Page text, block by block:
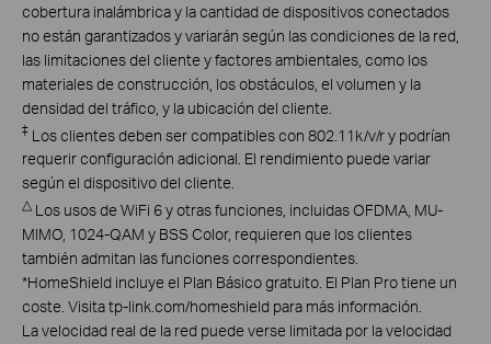
cobertura inalámbrica y la cantidad de dispositivos conectados
no están garantizados y variarán según las condiciones de la red,
las limitaciones del cliente y factores ambientales, como los
materiales de construcción, los obstáculos, el volumen y la
densidad del tráfico, y la ubicación del cliente.
‡ Los clientes deben ser compatibles con 802.11k/v/r y podrían
requerir configuración adicional. El rendimiento puede variar
según el dispositivo del cliente.
△ Los usos de WiFi 6 y otras funciones, incluidas OFDMA, MU-
MIMO, 1024-QAM y BSS Color, requieren que los clientes
también admitan las funciones correspondientes.
*HomeShield incluye el Plan Básico gratuito. El Plan Pro tiene un
coste. Visita tp-link.com/homeshield para más información.
La velocidad real de la red puede verse limitada por la velocidad